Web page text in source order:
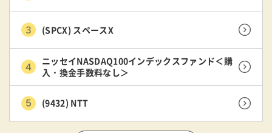
(SPCX) スペースX
ニッセイNASDAQ100インデックスファンド＜購
入・換金手数料なし＞
(9432) NTT